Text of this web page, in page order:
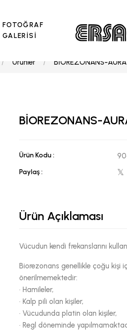
FOTOĞRAF
GALERİSİ
Ürünler BİOREZONANS-
BİOREZONANS-
Ürün Kodu :
Paylaş :
Ürün Açıklaması
Vücudun kendi frekanslarını
Biorezonans genellikle çoğu kişi
önerilmemektedir:
• Hamileler,
• Kalp pili olan kişiler,
• Vücudunda platin olan kişiler,
• Regl döneminde